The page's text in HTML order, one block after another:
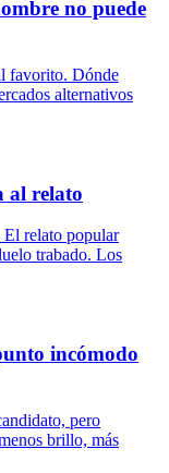
no puede
favorito. Dónde
alternativos
al relato
relato popular
trabado. Los
incómodo
pero
brillo, más